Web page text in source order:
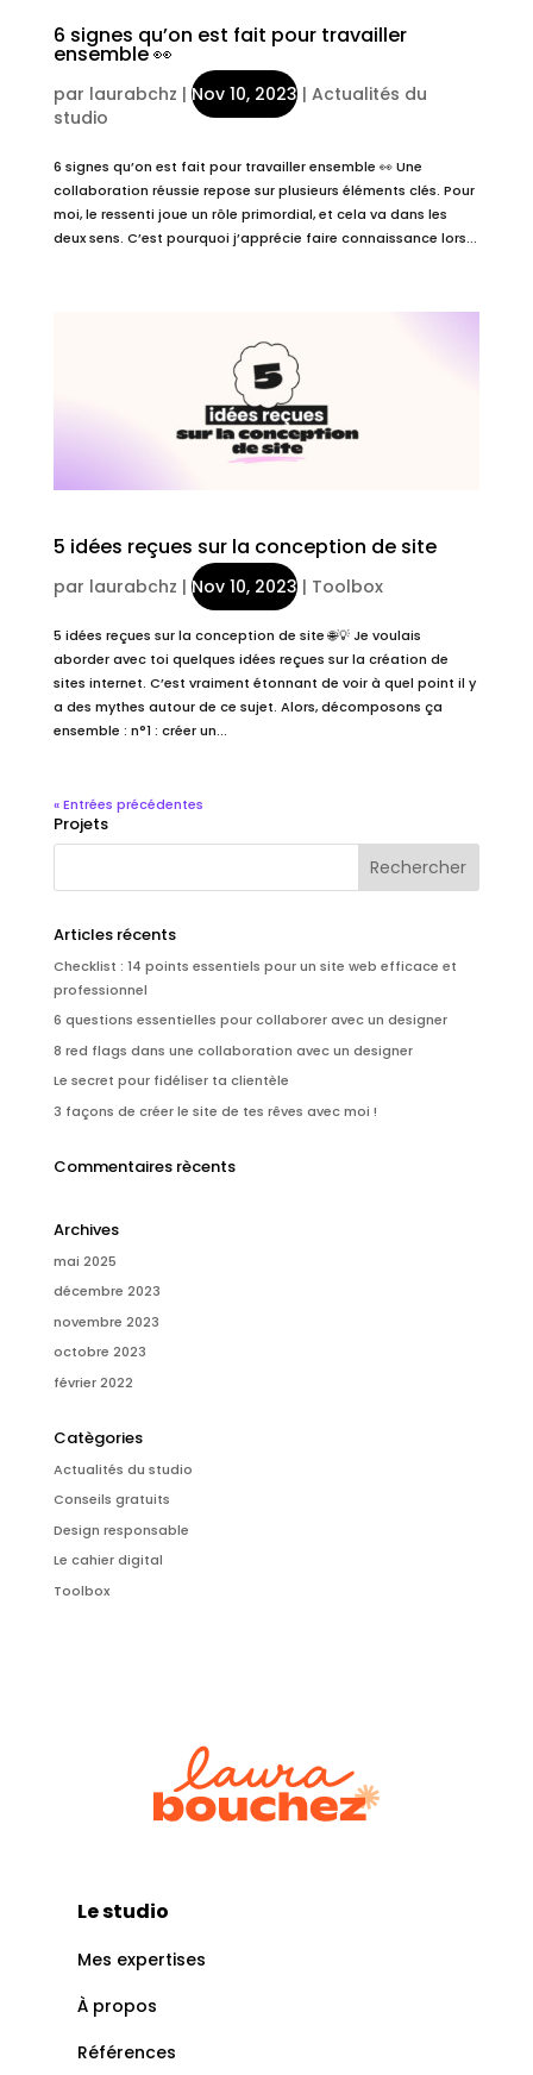
6 signes qu’on est fait pour travailler
ensemble 👀
par laurabchz | Nov 10, 2023| Actualités du
studio
6 signes qu’on est fait pour travailler ensemble 👀 Une
collaboration réussie repose sur plusieurs éléments clés. Pour
moi, le ressenti joue un rôle primordial, et cela va dans les
deux sens. C’est pourquoi j’apprécie faire connaissance lors...
5 idées reçues sur la conception de site
par laurabchz | Nov 10, 2023| Toolbox
5 idées reçues sur la conception de site 🌐💡 Je voulais
aborder avec toi quelques idées reçues sur la création de
sites internet. C’est vraiment étonnant de voir à quel point il y
a des mythes autour de ce sujet. Alors, décomposons ça
ensemble : n°1 : créer un...
« Entrées précédentes
Projets
Articles récents
Checklist : 14 points essentiels pour un site web efficace et
professionnel
6 questions essentielles pour collaborer avec un designer
8 red flags dans une collaboration avec un designer
Le secret pour fidéliser ta clientèle
3 façons de créer le site de tes rêves avec moi !
Commentaires rècents
Archives
mai 2025
décembre 2023
novembre 2023
octobre 2023
février 2022
Catègories
Actualités du studio
Conseils gratuits
Design responsable
Le cahier digital
Toolbox
Le studio
Mes expertises
À propos
Références